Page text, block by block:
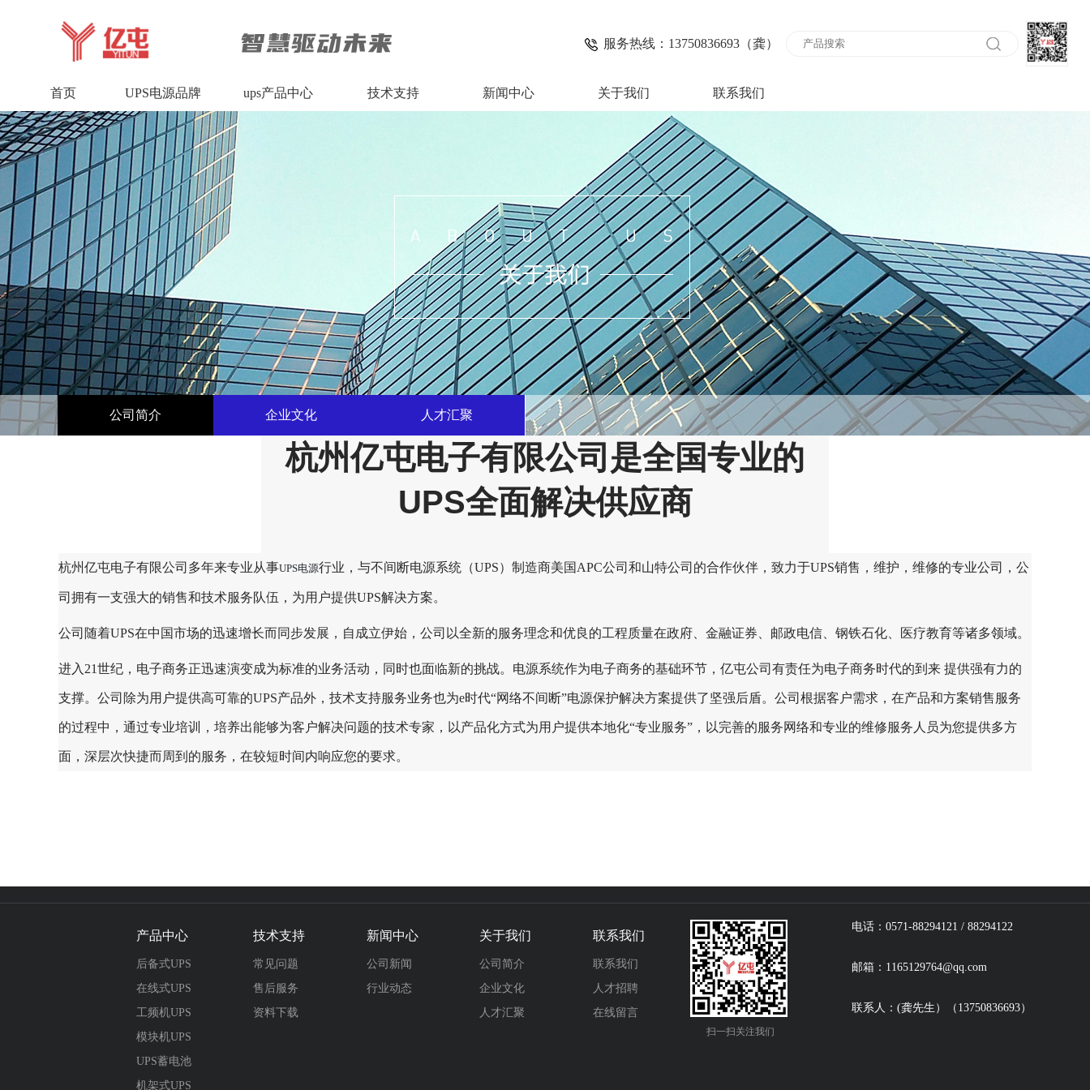
服务热线：13750836693（龚）
首页 UPS电源品牌 ups产品中心 技术支持 新闻中心 关于我们 联系我们
公司简介 企业文化 人才汇聚
杭州亿屯电子有限公司是全国专业的
UPS全面解决供应商
杭州亿屯电子有限公司多年来专业从事UPS电源行业，与不间断电源系统（UPS）制造商美国APC公司和山特公司的合作伙伴，致力于UPS销售，维护，维修的专业公司，公
司拥有一支强大的销售和技术服务队伍，为用户提供UPS解决方案。
公司随着UPS在中国市场的迅速增长而同步发展，自成立伊始，公司以全新的服务理念和优良的工程质量在政府、金融证券、邮政电信、钢铁石化、医疗教育等诸多领域。
进入21世纪，电子商务正迅速演变成为标准的业务活动，同时也面临新的挑战。电源系统作为电子商务的基础环节，亿屯公司有责任为电子商务时代的到来 提供强有力的
支撑。公司除为用户提供高可靠的UPS产品外，技术支持服务业务也为e时代“网络不间断”电源保护解决方案提供了坚强后盾。公司根据客户需求，在产品和方案销售服务
的过程中，通过专业培训，培养出能够为客户解决问题的技术专家，以产品化方式为用户提供本地化“专业服务”，以完善的服务网络和专业的维修服务人员为您提供多方
面，深层次快捷而周到的服务，在较短时间内响应您的要求。
产品中心
后备式UPS
在线式UPS
工频机UPS
模块机UPS
UPS蓄电池
机架式UPS
技术支持
常见问题
售后服务
资料下载
新闻中心
公司新闻
行业动态
关于我们
公司简介
企业文化
人才汇聚
联系我们
联系我们
人才招聘
在线留言
扫一扫关注我们
电话：0571-88294121 / 88294122
邮箱：1165129764@qq.com
联系人：(龚先生）（13750836693）